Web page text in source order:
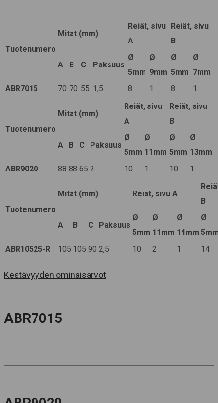
Tuotenumero
Mitat (mm)
Reiät, sivu
A
Reiät, sivu
B
A B C Paksuus
Ø
5mm
Ø
9mm
Ø
5mm
Ø
7mm
ABR7015
70 70 55 1,5 8 1 8 1
Tuotenumero
Mitat (mm)
Reiät, sivu
A
Reiät, sivu
B
A B C Paksuus
Ø
5mm
Ø
11mm
Ø
5mm
Ø
13mm
ABR9020
88 88 65 2 10 1 10 1
Tuotenumero
Mitat (mm) Reiät, sivu A
B
A B C Paksuus
Ø
5mm
Ø
11mm
Ø
14mm
Ø
ABR10525-R
105 105 90 2,5 10 2 1 14
Kestävyyden ominaisarvot
ABR7015